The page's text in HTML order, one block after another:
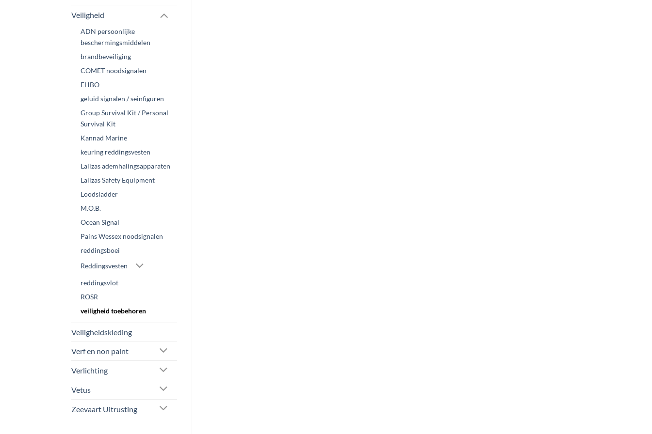
Veiligheid
ADN persoonlijke
beschermingsmiddelen
brandbeveiliging
COMET noodsignalen
EHBO
geluid signalen / seinfiguren
Group Survival Kit / Personal
Survival Kit
Kannad Marine
keuring reddingsvesten
Lalizas ademhalingsapparaten
Lalizas Safety Equipment
Loodsladder
M.O.B.
Ocean Signal
Pains Wessex noodsignalen
reddingsboei
Reddingsvesten
reddingsvlot
ROSR
veiligheid toebehoren
Veiligheidskleding
Verf en non paint
Verlichting
Vetus
Zeevaart Uitrusting